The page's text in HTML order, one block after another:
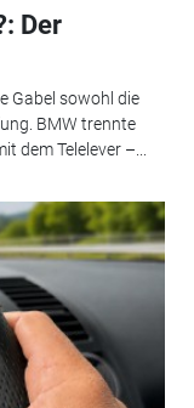
Der
Gabel sowohl die
BMW trennte
dem Telelever –...